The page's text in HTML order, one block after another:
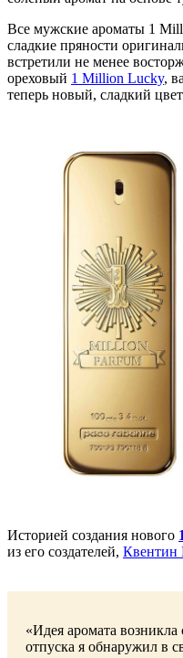
Все мужские ароматы 1
сладкие пряности
встретили не менее
ореховый 1 Million Lucky,
теперь новый, сладкий
Историей создания нового
из его создателей, Квентин
«Идея аромата
отпуска я обнаружил в